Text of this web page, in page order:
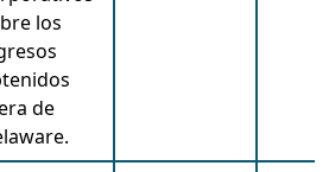
los
de